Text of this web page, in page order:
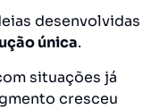
desenvolvidas
única.
situações já
cresceu